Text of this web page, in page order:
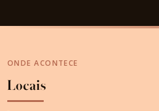
ONDE ACONTECE
Locais